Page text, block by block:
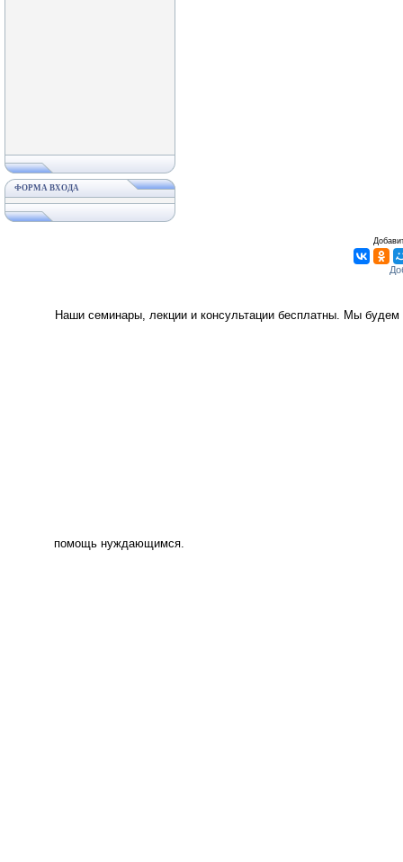
ФОРМА ВХОДА
Наши семинары, лекции и консультации бесплатны. Мы
помощь нуждающимся.